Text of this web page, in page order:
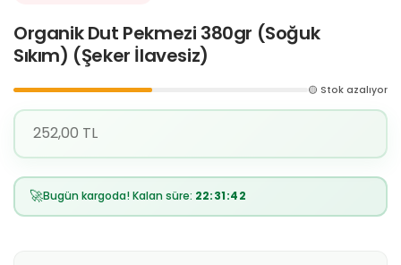
Organik Dut Pekmezi 380gr (Soğuk
Sıkım) (Şeker İlavesiz)
🟡 Stok azalıyor
252,00 TL
🚀Bugün kargoda! Kalan süre: 22:31:41